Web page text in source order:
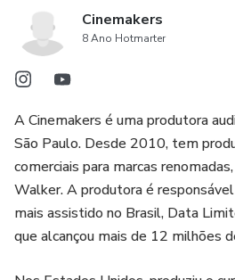
Técnicas de Gravação, Iluminação e
AULA 4 – 23 de junho de 2025 –
narrativas na edição e cobertura de
AULA 5 – 30 de junho de 2025 –
Distribuição e Venda. Como
festivais, vender para canais e
Cinemakers
8 Ano Hotmarter
A Cinemakers é uma produtora
São Paulo. Desde 2010, tem
comerciais para marcas
Walker. A produtora é
mais assistido no Brasil, Data
que alcançou mais de 12 milhões